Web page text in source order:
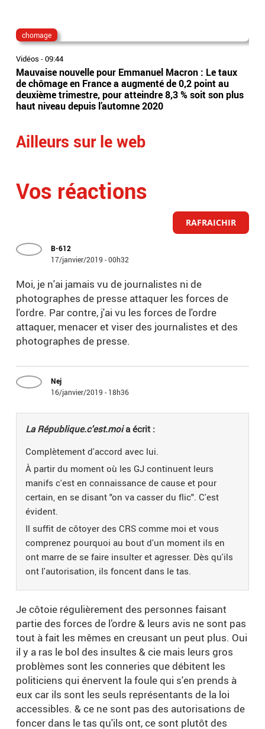
chomage
Vidéos -09:44
Mauvaise nouvelle pour Emmanuel Macron : Le taux
de chômage en France a augmenté de 0,2 point au
deuxième trimestre, pour atteindre 8,3 % soit son plus
haut niveau depuis l’automne 2020
Ailleurs sur le web
Vos réactions
RAFRAICHIR
B-612
17/janvier/2019 - 00h32
Moi, je n'ai jamais vu de journalistes ni de
photographes de presse attaquer les forces de
l'ordre. Par contre, j'ai vu les forces de l'ordre
attaquer, menacer et viser des journalistes et des
photographes de presse.
Nej
16/janvier/2019 - 18h36
La République.c'est.moia écrit :
Complètement d'accord avec lui.
À partir du moment où les GJ continuent leurs
manifs c'est en connaissance de cause et pour
certain, en se disant "on va casser du flic". C'est
évident.
Il suffit de côtoyer des CRS comme moi et vous
comprenez pourquoi au bout d'un moment ils en
ont marre de se faire insulter et agresser. Dès qu'ils
ont l'autorisation, ils foncent dans le tas.
Je côtoie régulièrement des personnes faisant
partie des forces de l’ordre & leurs avis ne sont pas
tout à fait les mêmes en creusant un peut plus. Oui
il y a ras le bol des insultes & cie mais leurs gros
problèmes sont les conneries que débitent les
politiciens qui énervent la foule qui s'en prends à
eux car ils sont les seuls représentants de la loi
accessibles. & ce ne sont pas des autorisations de
foncer dans le tas qu'ils ont, ce sont plutôt des